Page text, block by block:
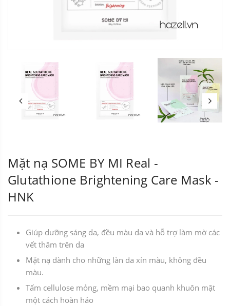
Mặt nạ SOME BY MI Real -
Glutathione Brightening Care Mask -
HNK
Giúp dưỡng sáng da, đều màu da và hỗ trợ làm mờ các
vết thâm trên da
Mặt nạ dành cho những làn da xỉn màu, không đều
màu.
Tấm cellulose mỏng, mềm mại bao quanh khuôn mặt
một cách hoàn hảo